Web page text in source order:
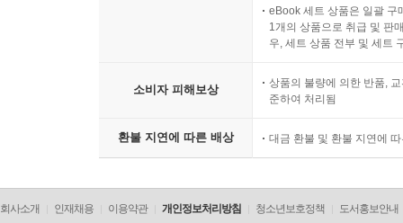
eBook 세트 상품은 일괄 구
1개의 상품으로 취급 및 판
우, 세트 상품 전부 및 세트
소비자 피해보상
상품의 불량에 의한 반품,
준하여 처리됨
환불 지연에 따른 배상 대금 환불 및 환불 지연에
회사소개 인재채용 이용약관 개인정보처리방침 청소년보호정책 도서홍보안내